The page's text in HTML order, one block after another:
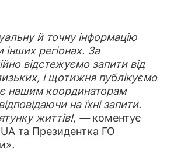
й точну інформацію
регіонах. За
відстежуємо запити від
і щотижня публікуємо
нашим координаторам
на їхні запити.
життів!, —коментує
та Президентка ГО
.